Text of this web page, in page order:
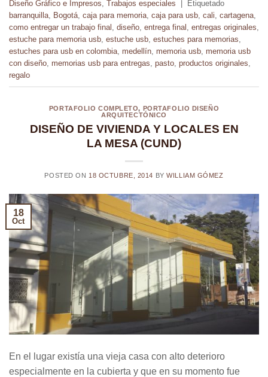
Diseño Gráfico e Impresos, Trabajos especiales
Etiquetado
barranquilla, Bogotá, caja para memoria, caja para usb, cali, cartagena,
como entregar un trabajo final , diseño, entrega final , entregas originales,
estuche para memoria usb, estuche usb, estuches para memorias,
estuches para usb en colombia, medellín, memoria usb, memoria usb
con diseño, memorias usb para entregas, pasto, productos originales,
regalo
PORTAFOLIO COMPLETO, PORTAFOLIO DISEÑO
ARQUITECTÓNICO
DISEÑO DE VIVIENDA Y LOCALES EN
LA MESA (CUND)
POSTED ON 18 OCTUBRE, 2014 BYWILLIAM GÓMEZ
18
Oct
En el lugar existía una vieja casa con alto deterioro
especialmente en la cubierta y que en su momento fue